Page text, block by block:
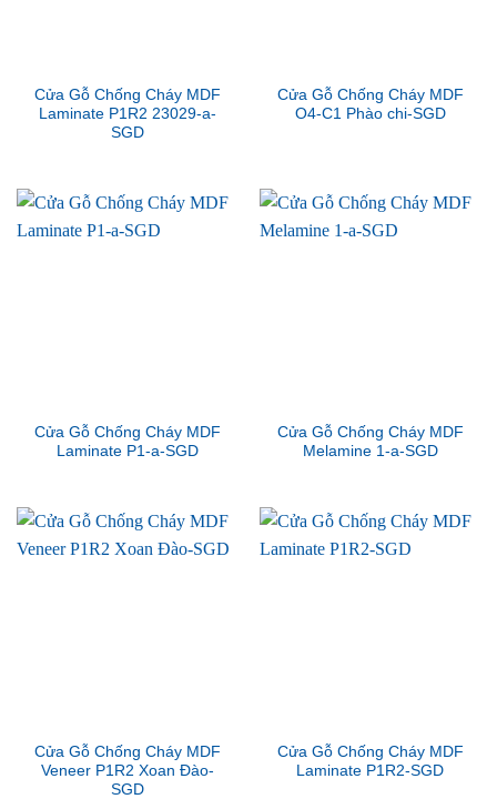
Cửa Gỗ Chống Cháy MDF
Laminate P1R2 23029-a-
SGD
Cửa Gỗ Chống Cháy MDF
O4-C1 Phào chi-SGD
Cửa Gỗ Chống Cháy MDF
Laminate P1-a-SGD
Cửa Gỗ Chống Cháy MDF
Melamine 1-a-SGD
Cửa Gỗ Chống Cháy MDF
Veneer P1R2 Xoan Đào-
SGD
Cửa Gỗ Chống Cháy MDF
Laminate P1R2-SGD